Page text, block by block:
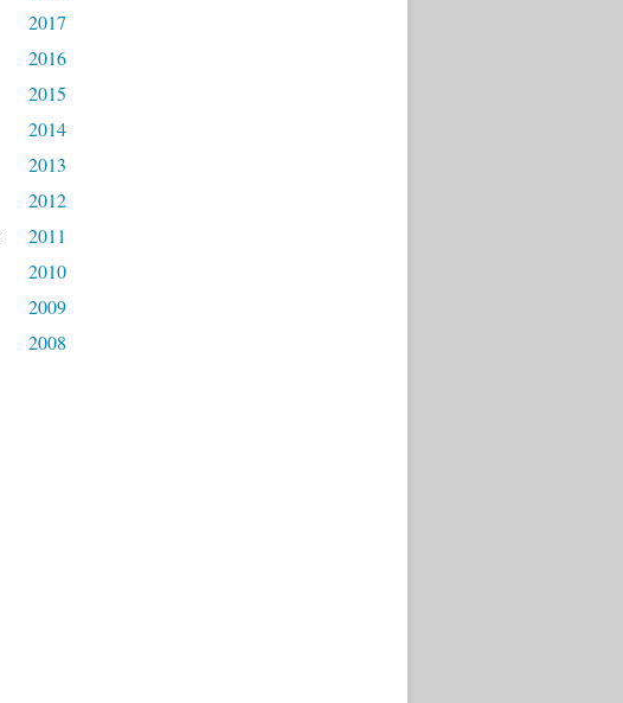
2017
2016
2015
2014
2013
2012
2011
2010
2009
2008